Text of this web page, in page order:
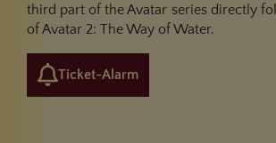
third part of the Avatar series directly
of Avatar 2: The Way of Water.
Ticket-Alarm